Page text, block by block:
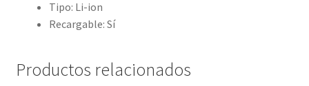
Tipo: Li-ion
Recargable: Sí
Productos relacionados